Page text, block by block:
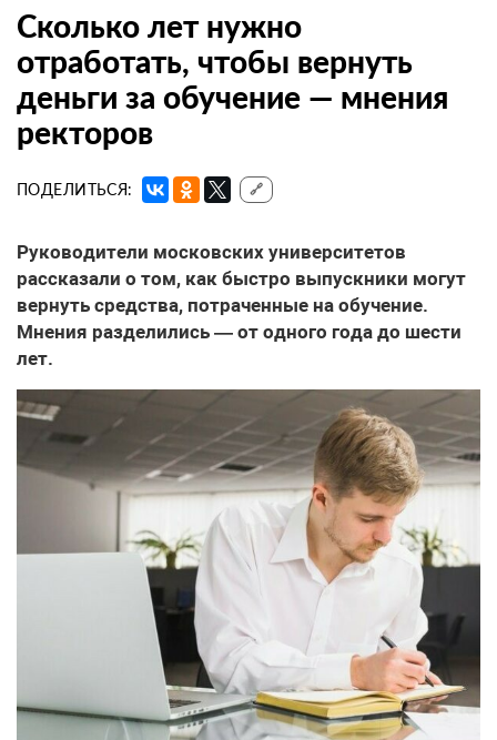
Сколько лет нужно
отработать, чтобы вернуть
деньги за обучение — мнения
ректоров
ПОДЕЛИТЬСЯ: 🔗
Руководители московских университетов
рассказали о том, как быстро выпускники могут
вернуть средства, потраченные на обучение.
Мнения разделились — от одного года до шести
лет.